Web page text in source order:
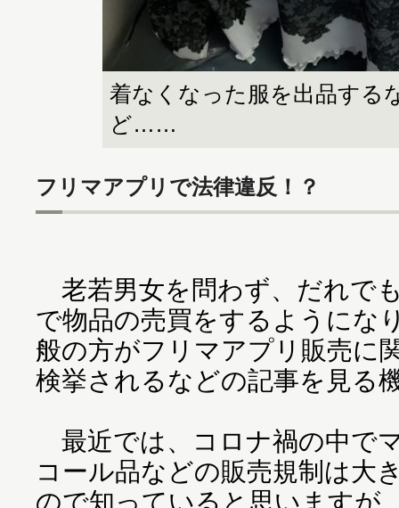
着なくなった服を出品する
ど……
フリマアプリで法律違反！？
老若男女を問わず、だれで
で物品の売買をするようにな
般の方がフリマアプリ販売に
検挙されるなどの記事を見る
最近では、コロナ禍の中で
コール品などの販売規制は大
ので知っていると思いますが